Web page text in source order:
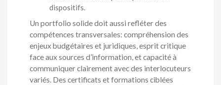
dispositifs.
Un portfolio solide doit aussi refléter des
compétences transversales: compréhension des
enjeux budgétaires et juridiques, esprit critique
face aux sources d’information, et capacité à
communiquer clairement avec des interlocuteurs
variés. Des certificats et formations ciblées